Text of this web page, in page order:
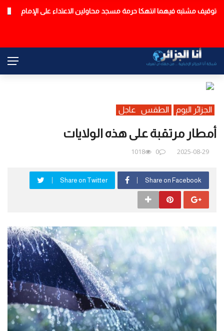
عاجل
توقيف مشتبه فيهما انتهكا حرمة مسجد محاولين الاعتداء على الإمام
الجزائر اليوم الطقس عاجل
أمطار مرتقبة على هذه الولايات
2025-08-29
0
1018
Share on Facebook
Share on Twitter